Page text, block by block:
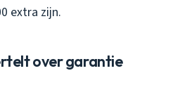
extra zijn.
over garantie